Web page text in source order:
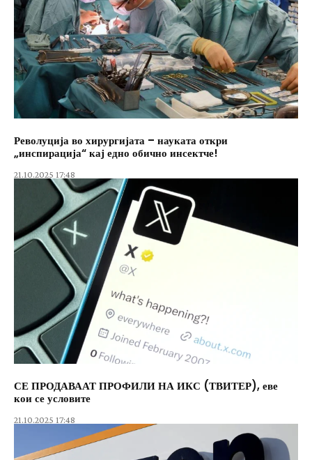
Револуција во хирургијата – науката откри
„инспирација“ кај едно обично инсектче!
21.10.2025 17:48
СЕ ПРОДАВААТ ПРОФИЛИ НА ИКС (ТВИТЕР), еве
кои се условите
21.10.2025 17:48